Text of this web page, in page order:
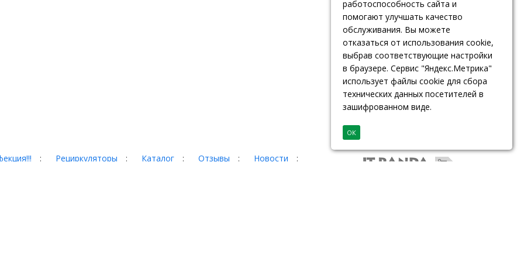
: Рециркуляторы : Каталог : Отзывы : Новости
:
работоспособность сайта и
помогают улучшать качество
обслуживания. Вы можете
отказаться от использования cookie,
выбрав соответствующие настройки
в браузере. Сервис "Яндекс.Метрика"
использует файлы cookie для сбора
технических данных посетителей в
зашифрованном виде.
ОК